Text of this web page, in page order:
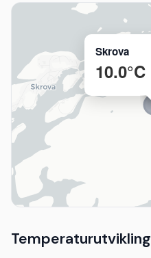
Skrova
10.0°C
Temperaturutvikling